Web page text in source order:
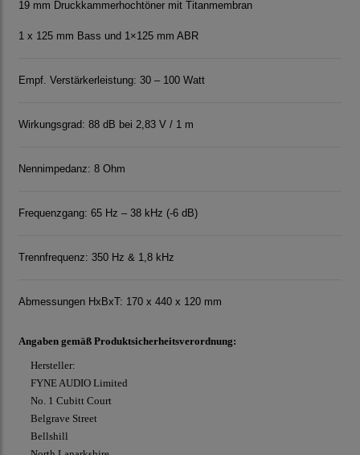
19 mm Druckkammerhochtöner mit Titanmembran
1 x 125 mm Bass und 1×125 mm ABR
Empf. Verstärkerleistung: 30 – 100 Watt
Wirkungsgrad: 88 dB bei 2,83 V / 1 m
Nennimpedanz: 8 Ohm
Frequenzgang: 65 Hz – 38 kHz (-6 dB)
Trennfrequenz: 350 Hz & 1,8 kHz
Abmessungen HxBxT: 170 x 440 x 120 mm
Angaben gemäß Produktsicherheitsverordnung:
Hersteller:
FYNE AUDIO Limited
No. 1 Cubitt Court
Belgrave Street
Bellshill